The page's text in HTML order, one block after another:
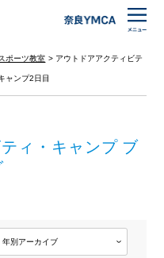
ポーツ教室 アウトドアアクティビテ
ャンプ2日目
ィ・キャンプ ブ